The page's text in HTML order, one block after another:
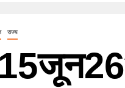
राज्य